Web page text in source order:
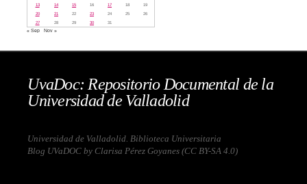
13
14 15 16 17 18
19
20
21 22 23 24 25
26
27
28 29 30 31
« Sep Nov »
UvaDoc: Repositorio Documental de la
Universidad de Valladolid
Universidad de Valladolid. Biblioteca Universitaria
Blog UVaDOC by Clarisa Pérez Goyanes (CC BY-SA 4.0)